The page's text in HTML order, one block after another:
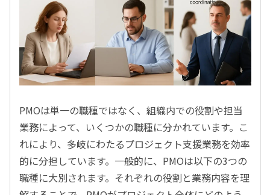
PMOは単一の職種ではなく、組織内での役割や担当
業務によって、いくつかの職種に分かれています。こ
れにより、多岐にわたるプロジェクト支援業務を効率
的に分担しています。一般的に、PMOは以下の3つの
職種に大別されます。それぞれの役割と業務内容を理